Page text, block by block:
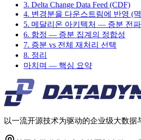
3. Delta Change Data Feed (CDF)
4. 변경분을 다운스트림에 반영 (
5. 메달리온 아키텍처 — 증분 전파
6. 함정 — 증분 집계의 정합성
7. 증분 vs 전체 재처리 선택
8. 정리
마치며 — 핵심 요약
以一流开源技术为驱动的企业级大数据